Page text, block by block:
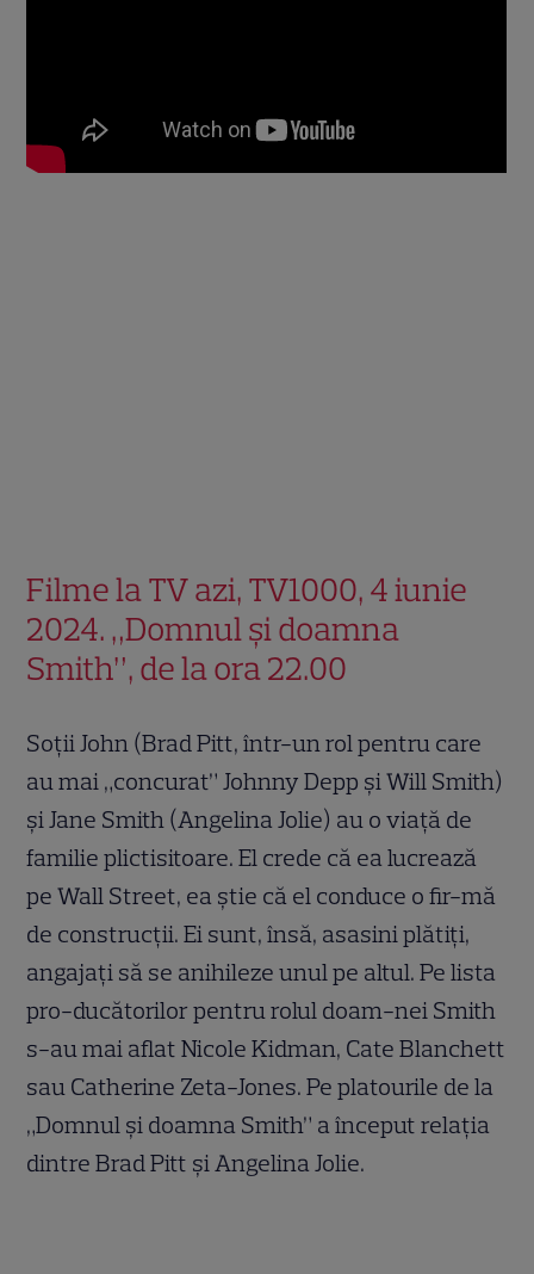
Filme la TV azi, TV1000, 4 iunie
2024. „Domnul și doamna
Smith”, de la ora 22.00
Soţii John (Brad Pitt, într-un rol pentru care
au mai „concurat” Johnny Depp şi Will Smith)
şi Jane Smith (Angelina Jolie) au o viaţă de
familie plictisitoare. El crede că ea lucrează
pe Wall Street, ea ştie că el conduce o fir-mă
de construcţii. Ei sunt, însă, asasini plătiţi,
angajaţi să se anihileze unul pe altul. Pe lista
pro-ducătorilor pentru rolul doam-nei Smith
s-au mai aflat Nicole Kidman, Cate Blanchett
sau Catherine Zeta-Jones. Pe platourile de la
„Domnul şi doamna Smith” a început relaţia
dintre Brad Pitt şi Angelina Jolie.